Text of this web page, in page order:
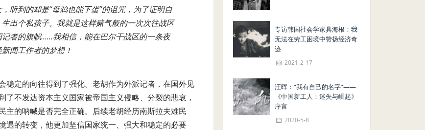
听到的却是“母鸡也能下蛋”的诅咒，为了证明自
出个私孩子。我就是这样赌气般的一次次往战区
者的旗帜……我相信，能在巴尔干战区的一条夜
闻工作者的梦想！
稳定的向往得到了强化。老胡作为外派记者，在国外见
不发达资本主义国家被帝国主义侵略、分裂的悲哀，
主的呐喊是否完全正确。后续老胡经历南斯拉夫难民
遇的转变，他更加坚信国家统一、强大和稳定的必要
专访韩国社会学家具海根：我
无法在劳工困境中赞扬经济奇
迹
2021-2-17
汪晖：“我有自己的名字”——
《中国新工人：迷失与崛起》
序言
2020-5-8